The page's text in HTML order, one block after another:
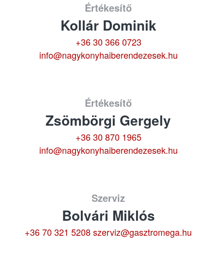
Értékesítő
Kollár Dominik
+36 30 366 0723
info@nagykonyhaiberendezesek.hu
Értékesítő
Zsömbörgi Gergely
+36 30 870 1965
info@nagykonyhaiberendezesek.hu
Szerviz
Bolvári Miklós
+36 70 321 5208 szerviz@gasztromega.hu